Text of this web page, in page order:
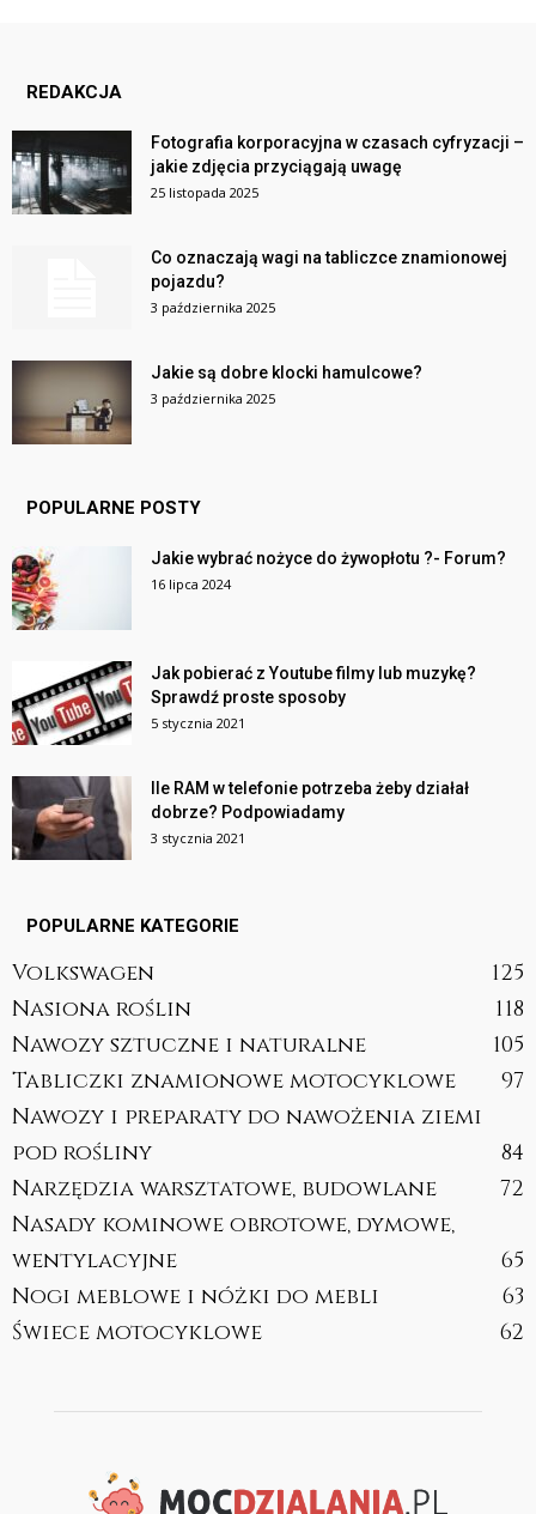
REDAKCJA
Fotografia korporacyjna w czasach cyfryzacji –
jakie zdjęcia przyciągają uwagę
25 listopada 2025
Co oznaczają wagi na tabliczce znamionowej
pojazdu?
3 października 2025
Jakie są dobre klocki hamulcowe?
3 października 2025
POPULARNE POSTY
Jakie wybrać nożyce do żywopłotu ?- Forum?
16 lipca 2024
Jak pobierać z Youtube filmy lub muzykę?
Sprawdź proste sposoby
5 stycznia 2021
Ile RAM w telefonie potrzeba żeby działał
dobrze? Podpowiadamy
3 stycznia 2021
POPULARNE KATEGORIE
Volkswagen
125
Nasiona roślin
118
Nawozy sztuczne i naturalne
105
Tabliczki znamionowe motocyklowe
97
Nawozy i preparaty do nawożenia ziemi
pod rośliny
84
Narzędzia warsztatowe, budowlane
72
Nasady kominowe obrotowe, dymowe,
wentylacyjne
65
Nogi meblowe i nóżki do mebli
63
Świece motocyklowe
62